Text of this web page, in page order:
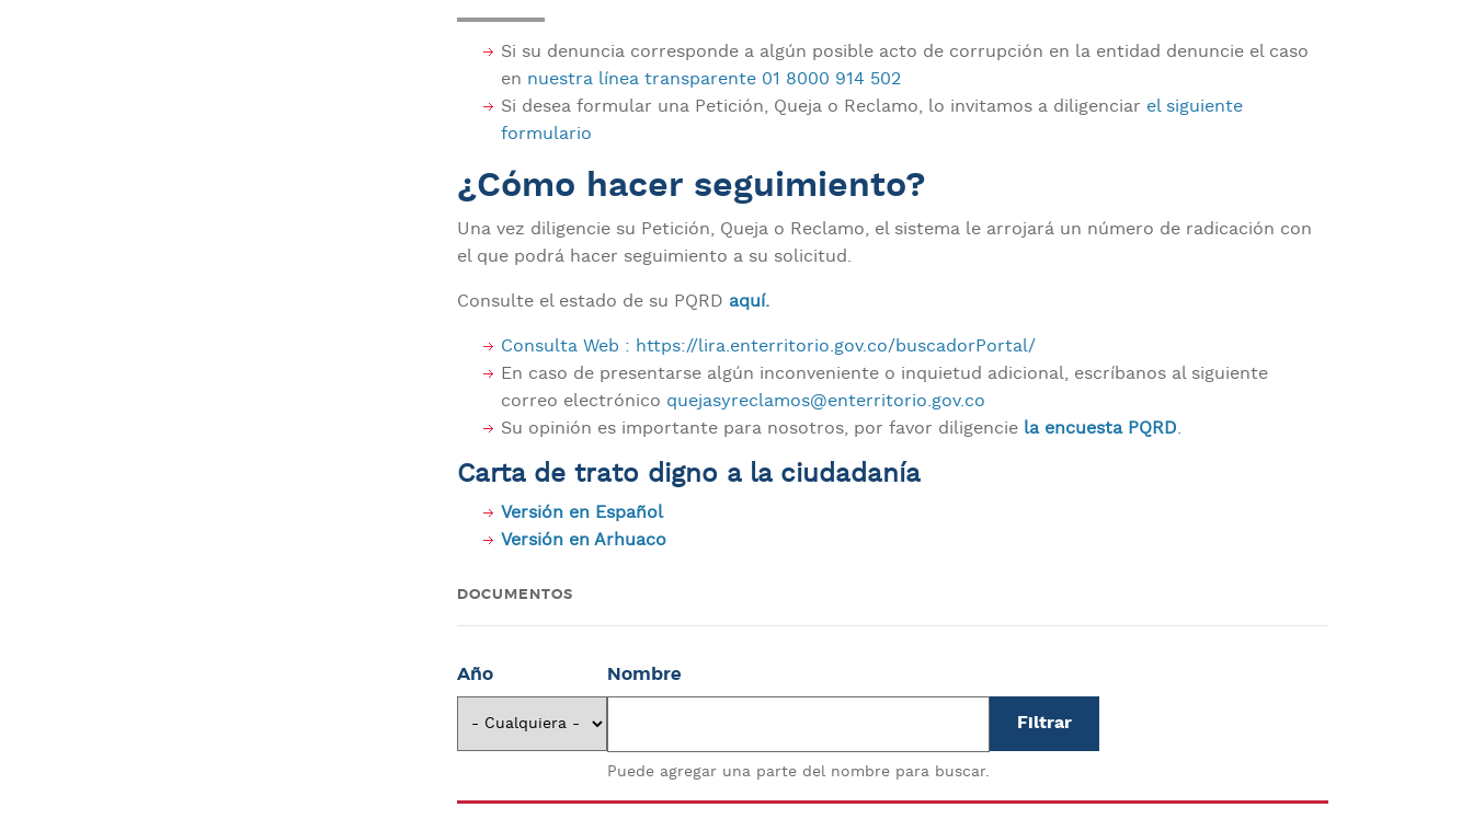
Si su denuncia corresponde a algún posible acto de corrupción en la entidad denuncie el caso
en nuestra línea transparente 01 8000 914 502
Si desea formular una Petición, Queja o Reclamo, lo invitamos a diligenciar el siguiente
formulario
¿Cómo hacer seguimiento?
Una vez diligencie su Petición, Queja o Reclamo, el sistema le arrojará un número de radicación con
el que podrá hacer seguimiento a su solicitud.
Consulte el estado de su PQRD aquí.
Consulta Web : https://lira.enterritorio.gov.co/buscadorPortal/
En caso de presentarse algún inconveniente o inquietud adicional, escríbanos al siguiente
correo electrónico quejasyreclamos@enterritorio.gov.co
Su opinión es importante para nosotros, por favor diligencie la encuesta PQRD.
Carta de trato digno a la ciudadanía
Versión en Español
Versión en Arhuaco
DOCUMENTOS
Año Nombre
Puede agregar una parte del nombre para buscar.